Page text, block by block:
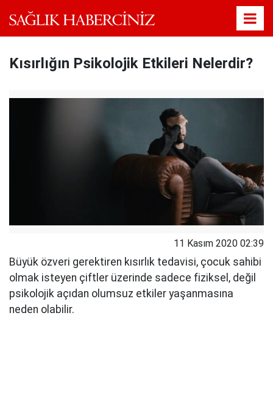
Kısırlığın Psikolojik Etkileri Nelerdir?
11 Kasım 2020 02:39
Büyük özveri gerektiren kısırlık tedavisi, çocuk sahibi
olmak isteyen çiftler üzerinde sadece fiziksel, değil
psikolojik açıdan olumsuz etkiler yaşanmasına
neden olabilir.